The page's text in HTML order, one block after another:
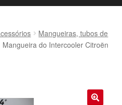
Mangueiras, tubos de
Mangueira do Intercooler Citroën